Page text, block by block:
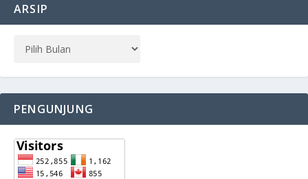
ARSIP
PENGUNJUNG